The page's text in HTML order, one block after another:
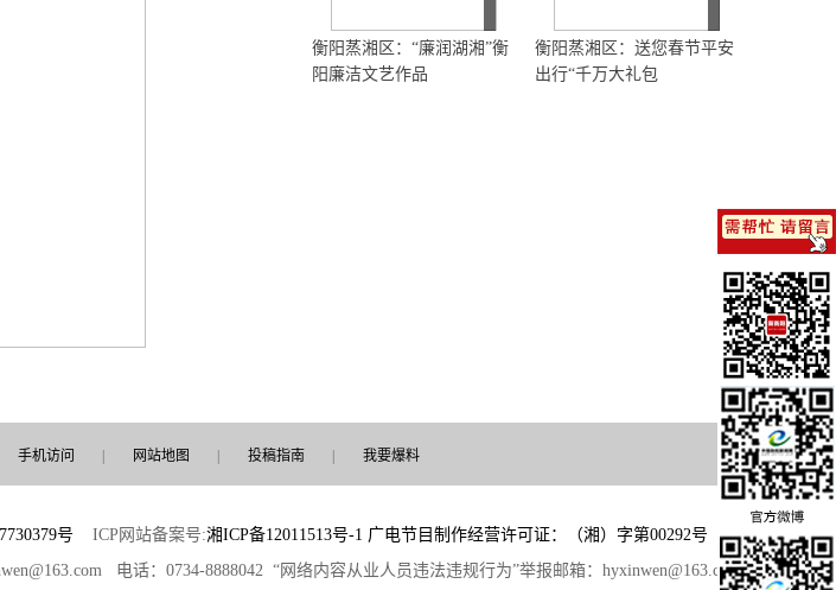
衡阳蒸湘区：“廉润湖湘”衡
阳廉洁文艺作品
衡阳蒸湘区：送您春节平安
出行“千万大礼包
手机访问 网站地图 投稿指南 我要爆料
号 ICP网站备案号:湘ICP备12011513号-1 广电节目制作经营许可证：（湘）字第00292号
电话：0734-8888042 “网络内容从业人员违法违规行为”举报邮箱：hyxinwen@163.com